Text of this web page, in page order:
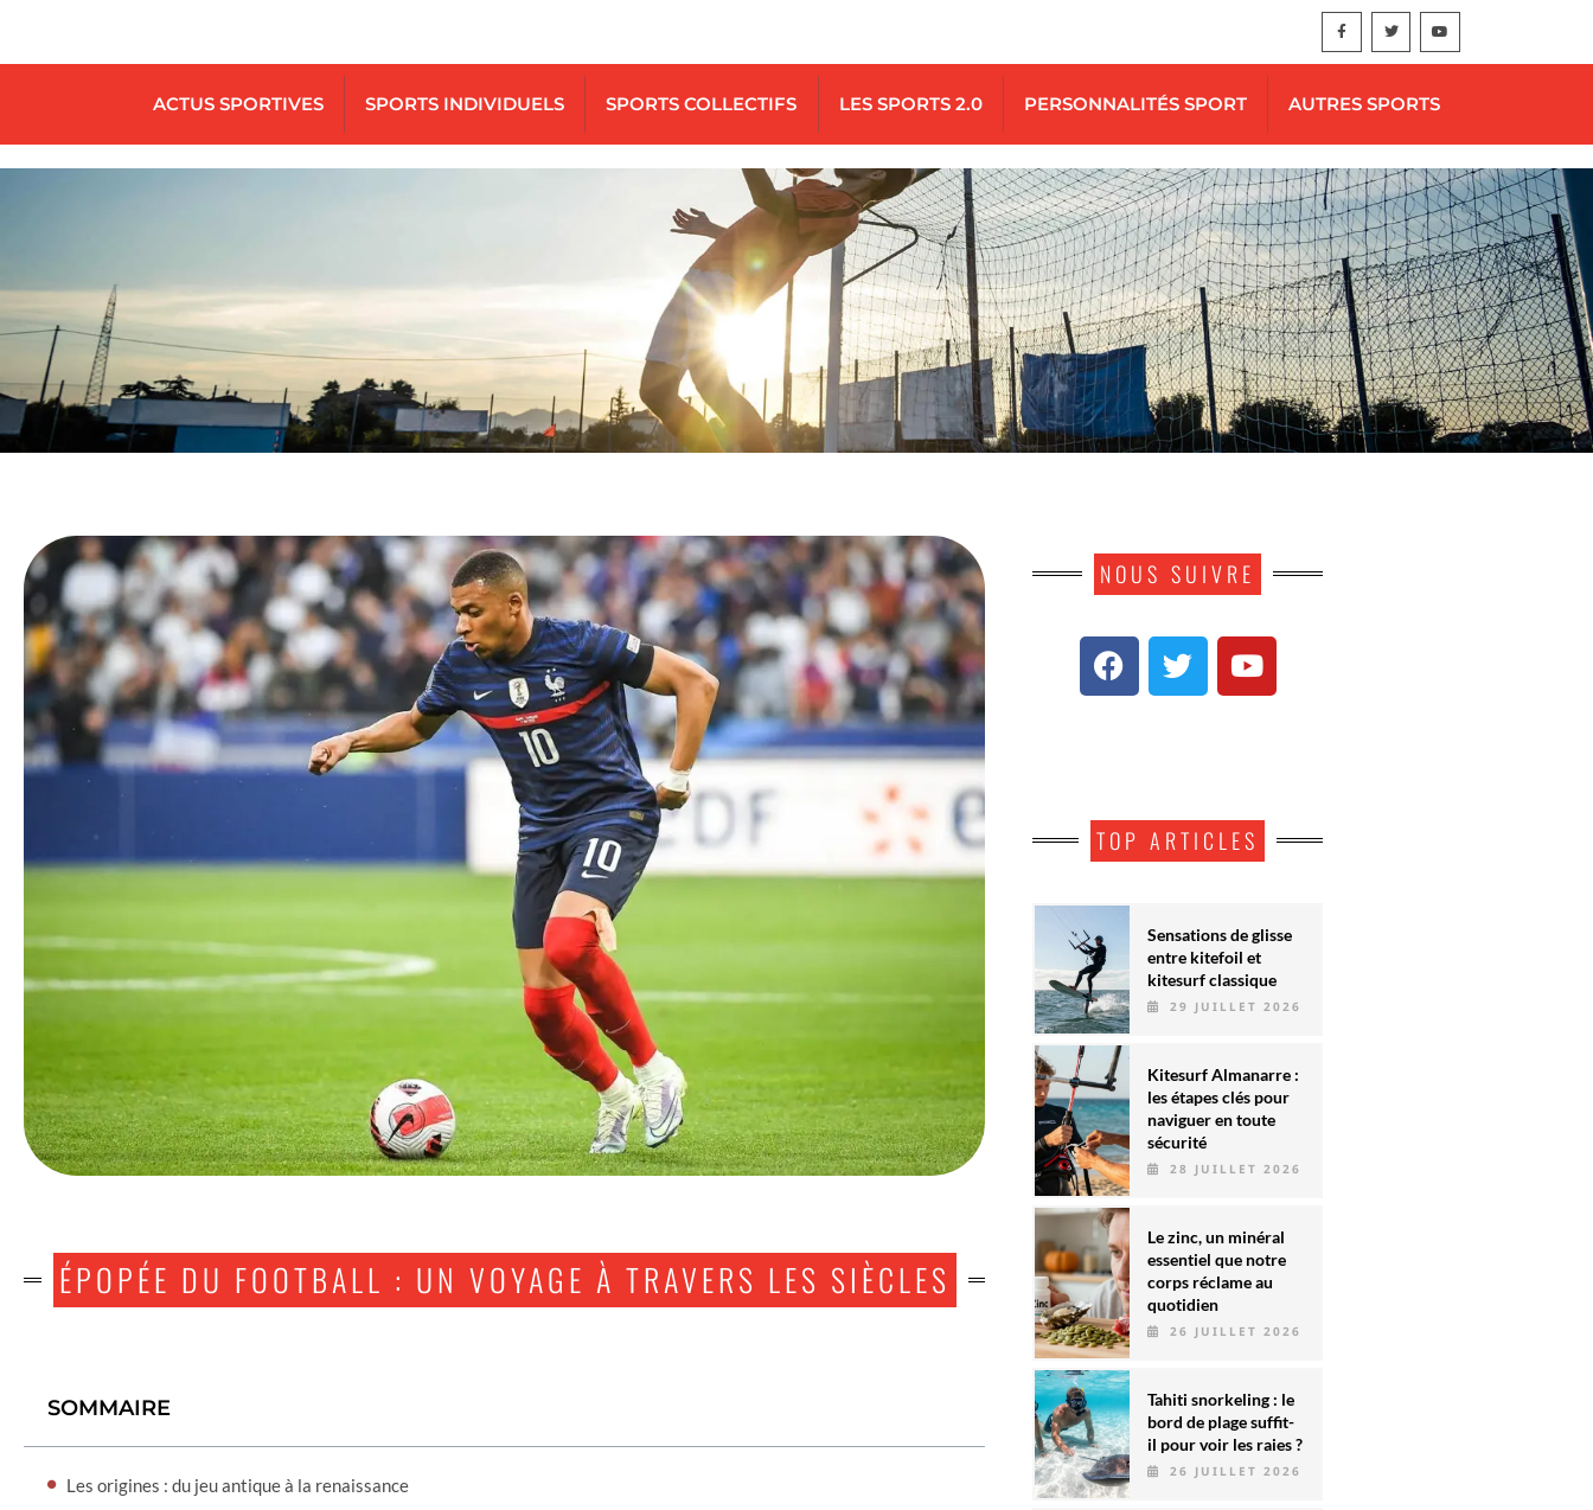
ACTUS SPORTIVES SPORTS INDIVIDUELS SPORTS COLLECTIFS LES SPORTS 2.0 PERSONNALITÉS SPORT AUTRES SPORTS
ÉPOPÉE DU FOOTBALL : UN VOYAGE À TRAVERS LES SIÈCLES
SOMMAIRE
Les origines : du jeu antique à la renaissance
NOUS SUIVRE
TOP ARTICLES
Sensations de glisse
entre kitefoil et
kitesurf classique
29 JUILLET 2026
Kitesurf Almanarre :
les étapes clés pour
naviguer en toute
sécurité
28 JUILLET 2026
Le zinc, un minéral
essentiel que notre
corps réclame au
quotidien
26 JUILLET 2026
Tahiti snorkeling : le
bord de plage suffit-
il pour voir les raies ?
26 JUILLET 2026